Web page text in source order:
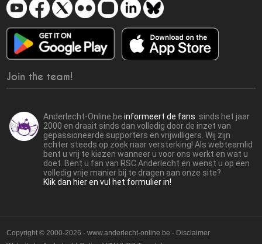
Join the team!
Anderlecht-Online.beinformeert de fans sinds het jaar
2000 en draait sinds dan volledig door de inzet van
gepassioneerde supporters en vrijwilligers. Wij zijn
echter steeds op zoek naar versterking! Als webteamlid
bent u vrij te kiezen wanneer u voor ons werkt en wat u
doet. Bent u fan van RSC Anderlecht en wenst u op een
volledig vrije manier bij te dragen aan onze site?
Klik dan hier en vul het formulier in!
Copyright © 2000-2026 - www.anderlecht-online.be - Disclaimer